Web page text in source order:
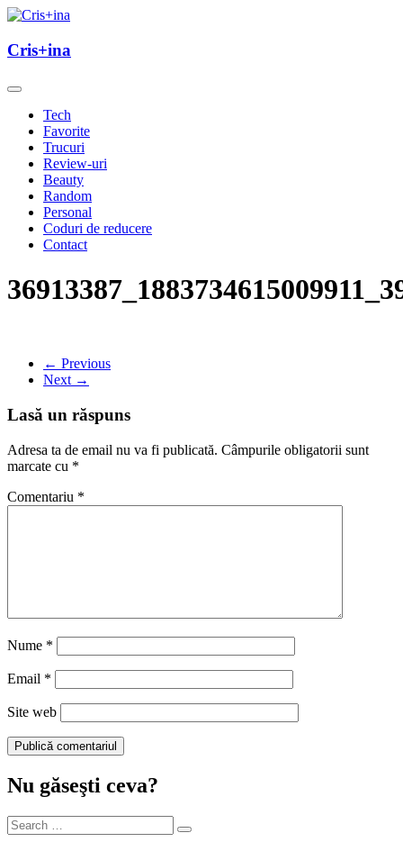
Skip
content
Cris+ina
Cris+ina
Tech
Favorite
Trucuri
Review-uri
Beauty
Random
Personal
Coduri de reducere
Contact
← Previous
Next →
Lasă un răspuns
Adresa ta de email nu va fi publicată. Câmpurile obligatorii sunt
marcate cu *
Comentariu *
Nume *
Email *
Site web
Nu găseşti ceva?